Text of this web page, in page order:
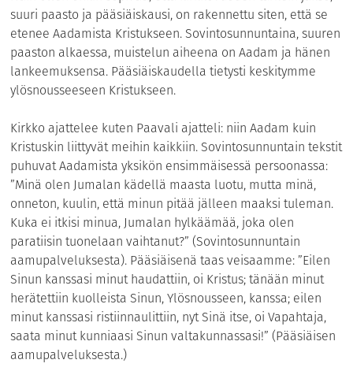
suuri paasto ja pääsiäiskausi, on rakennettu siten, että se
etenee Aadamista Kristukseen. Sovintosunnuntaina, suuren
paaston alkaessa, muistelun aiheena on Aadam ja hänen
lankeemuksensa. Pääsiäiskaudella tietysti keskitymme
ylösnousseeseen Kristukseen.
Kirkko ajattelee kuten Paavali ajatteli: niin Aadam kuin
Kristuskin liittyvät meihin kaikkiin. Sovintosunnuntain tekstit
puhuvat Aadamista yksikön ensimmäisessä persoonassa:
”Minä olen Jumalan kädellä maasta luotu, mutta minä,
onneton, kuulin, että minun pitää jälleen maaksi tuleman.
Kuka ei itkisi minua, Jumalan hylkäämää, joka olen
paratiisin tuonelaan vaihtanut?” (Sovintosunnuntain
aamupalveluksesta). Pääsiäisenä taas veisaamme: ”Eilen
Sinun kanssasi minut haudattiin, oi Kristus; tänään minut
herätettiin kuolleista Sinun, Ylösnousseen, kanssa; eilen
minut kanssasi ristiinnaulittiin, nyt Sinä itse, oi Vapahtaja,
saata minut kunniaasi Sinun valtakunnassasi!” (Pääsiäisen
aamupalveluksesta.)